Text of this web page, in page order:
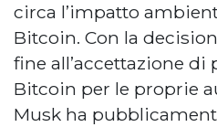
circa l’impatto
Bitcoin. Con la
fine all’accettazione di
Bitcoin per le proprie
Musk ha